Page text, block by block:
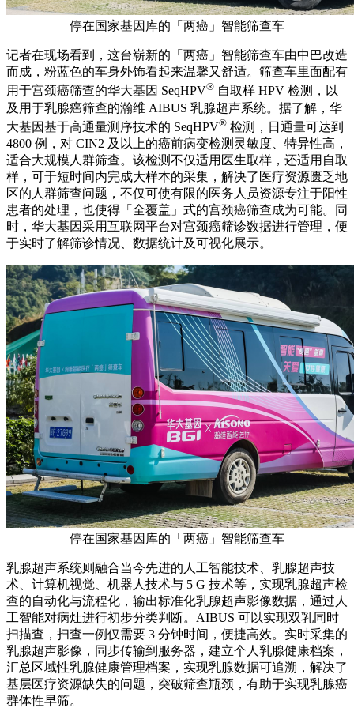
停在国家基因库的「两癌」智能筛查车
记者在现场看到，这台崭新的「两癌」智能筛查车由中巴改造
而成，粉蓝色的车身外饰看起来温馨又舒适。筛查车里面配有
用于宫颈癌筛查的华大基因 SeqHPV® 自取样 HPV 检测，以
及用于乳腺癌筛查的瀚维 AIBUS 乳腺超声系统。据了解，华
大基因基于高通量测序技术的 SeqHPV® 检测，日通量可达到
4800 例，对 CIN2 及以上的癌前病变检测灵敏度、特异性高，
适合大规模人群筛查。该检测不仅适用医生取样，还适用自取
样，可于短时间内完成大样本的采集，解决了医疗资源匮乏地
区的人群筛查问题，不仅可使有限的医务人员资源专注于阳性
患者的处理，也使得「全覆盖」式的宫颈癌筛查成为可能。同
时，华大基因采用互联网平台对宫颈癌筛诊数据进行管理，便
于实时了解筛诊情况、数据统计及可视化展示。
停在国家基因库的「两癌」智能筛查车
乳腺超声系统则融合当今先进的人工智能技术、乳腺超声技
术、计算机视觉、机器人技术与 5 G 技术等，实现乳腺超声检
查的自动化与流程化，输出标准化乳腺超声影像数据，通过人
工智能对病灶进行初步分类判断。AIBUS 可以实现双乳同时
扫描查，扫查一例仅需要 3 分钟时间，便捷高效。实时采集的
乳腺超声影像，同步传输到服务器，建立个人乳腺健康档案，
汇总区域性乳腺健康管理档案，实现乳腺数据可追溯，解决了
基层医疗资源缺失的问题，突破筛查瓶颈，有助于实现乳腺癌
群体性早筛。